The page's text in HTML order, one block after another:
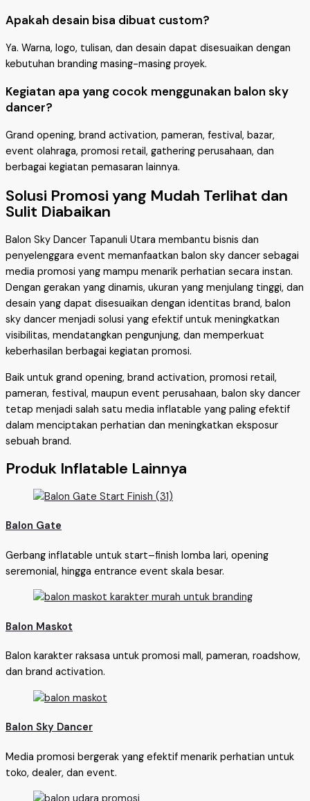
Apakah desain bisa dibuat custom?
Ya. Warna, logo, tulisan, dan desain dapat disesuaikan dengan
kebutuhan branding masing-masing proyek.
Kegiatan apa yang cocok menggunakan balon sky
dancer?
Grand opening, brand activation, pameran, festival, bazar,
event olahraga, promosi retail, gathering perusahaan, dan
berbagai kegiatan pemasaran lainnya.
Solusi Promosi yang Mudah Terlihat dan
Sulit Diabaikan
Balon Sky Dancer Tapanuli Utara membantu bisnis dan
penyelenggara event memanfaatkan balon sky dancer sebagai
media promosi yang mampu menarik perhatian secara instan.
Dengan gerakan yang dinamis, ukuran yang menjulang tinggi, dan
desain yang dapat disesuaikan dengan identitas brand, balon
sky dancer menjadi solusi yang efektif untuk meningkatkan
visibilitas, mendatangkan pengunjung, dan memperkuat
keberhasilan berbagai kegiatan promosi.
Baik untuk grand opening, brand activation, promosi retail,
pameran, festival, maupun event perusahaan, balon sky dancer
tetap menjadi salah satu media inflatable yang paling efektif
dalam menciptakan perhatian dan meningkatkan eksposur
sebuah brand.
Produk Inflatable Lainnya
Balon Gate
Gerbang inflatable untuk start–finish lomba lari, opening
seremonial, hingga entrance event skala besar.
Balon Maskot
Balon karakter raksasa untuk promosi mall, pameran, roadshow,
dan brand activation.
Balon Sky Dancer
Media promosi bergerak yang efektif menarik perhatian untuk
toko, dealer, dan event.